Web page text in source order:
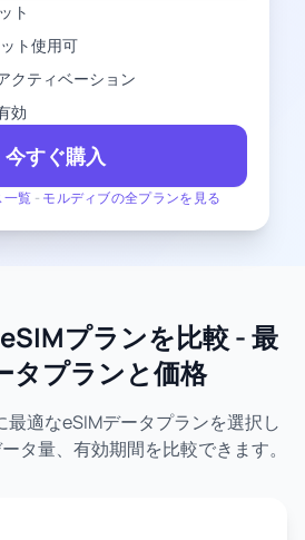
一覧 - モルディブの全プランを見る
ト
ト使用可
クティベーション
効
今すぐ購入
プランを比較 - 最
タプランと価格
適なeSIMデータプランを選択し
タ量、有効期間を比較できます。